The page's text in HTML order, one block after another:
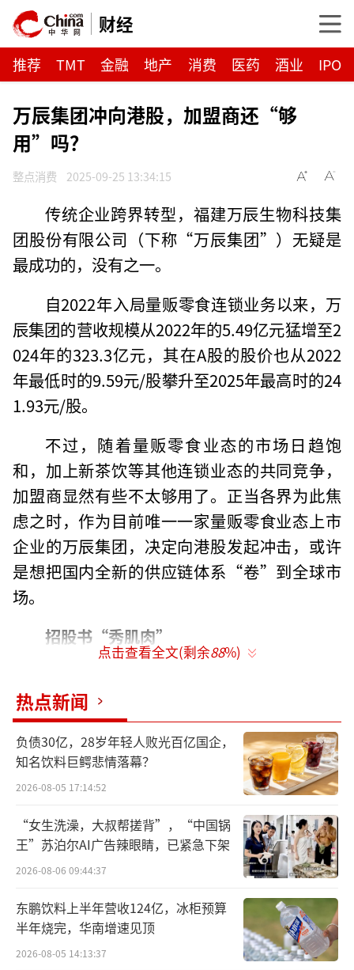
财经
推荐 TMT 金融 地产 消费 医药 酒业 IPO
万辰集团冲向港股，加盟商还“够
用”吗？
整点消费 2025-09-25 13:34:15
传统企业跨界转型，福建万辰生物科技集
团股份有限公司（下称“万辰集团”）无疑是
最成功的，没有之一。
自2022年入局量贩零食连锁业务以来，万
辰集团的营收规模从2022年的5.49亿元猛增至2
024年的323.3亿元，其在A股的股价也从2022
年最低时的9.59元/股攀升至2025年最高时的24
1.93元/股。
不过，随着量贩零食业态的市场日趋饱
和，加上新茶饮等其他连锁业态的共同竞争，
加盟商显然有些不太够用了。正当各界为此焦
虑之时，作为目前唯一一家量贩零食业态上市
企业的万辰集团，决定向港股发起冲击，或许
是想把国内全新的供应链体系“卷”到全球市
场。
招股书“秀肌肉”
上市申请，拟在主板挂牌上市。而在招股书
中，万辰集团堪称“秀肌肉”。
在招股书中，万辰集团引援灼识咨询的资
料称：“我们是中国领先且增长最快的规模零
食饮料零售企业，2023年至204年GMV同比增
长282%。”
此外，万辰集团旗下全国性品牌“好想
来”在2024年以零食饮料的GMV计位列中国零
食饮料零售品牌榜首，同时也是全国首个门店
数量突破10000家的量贩零食饮料零售品牌。
点击查看全文(剩余88%)
热点新闻
负债30亿，28岁年轻人败光百亿国企，
知名饮料巨鳄悲情落幕？
2026-08-05 17:14:52
“女生洗澡，大叔帮搓背”，“中国锅
王”苏泊尔AI广告辣眼睛，已紧急下架
2026-08-06 09:44:37
东鹏饮料上半年营收124亿，冰柜预算
半年烧完，华南增速见顶
2026-08-05 14:13:37